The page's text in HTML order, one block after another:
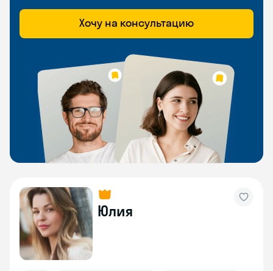
Хочу на консультацию
Юлия